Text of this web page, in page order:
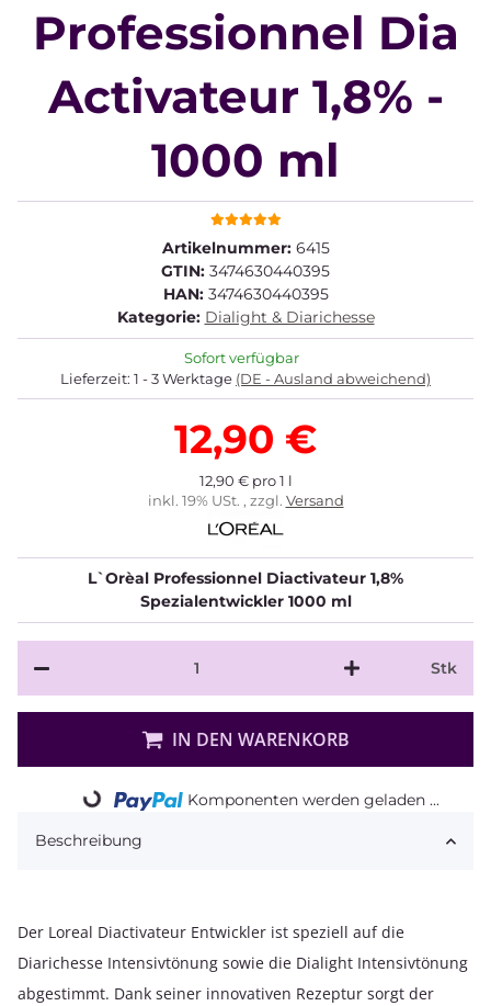
Professionnel Dia
Activateur 1,8% -
1000 ml
Artikelnummer: 6415
GTIN: 3474630440395
HAN: 3474630440395
Kategorie: Dialight & Diarichesse
Sofort verfügbar
Lieferzeit: 1 - 3 Werktage (DE - Ausland abweichend)
12,90 €
12,90 € pro 1 l
inkl. 19% USt. , zzgl. Versand
L`Orèal Professionnel Diactivateur 1,8%
Spezialentwickler 1000 ml
Stk
IN DEN WARENKORB
Loading... Komponenten werden geladen ...
Beschreibung
Der Loreal Diactivateur Entwickler ist speziell auf die
Diarichesse Intensivtönung sowie die Dialight Intensivtönung
abgestimmt. Dank seiner innovativen Rezeptur sorgt der